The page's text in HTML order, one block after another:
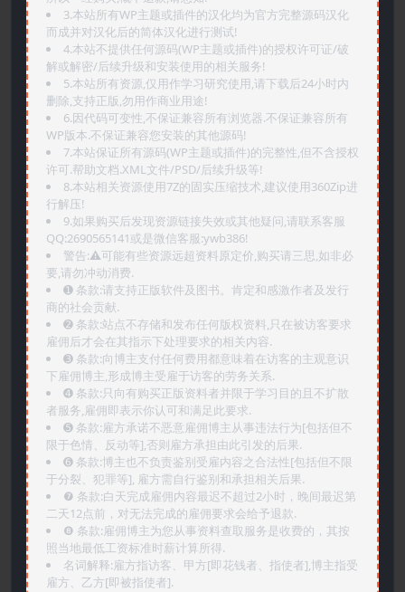
3.本站所有WP主题或插件的汉化均为官方完整源码汉化
而成并对汉化后的简体汉化进行测试!
4.本站不提供任何源码(WP主题或插件)的授权许可证/破
解或解密/后续升级和安装使用的相关服务!
5.本站所有资源,仅用作学习研究使用,请下载后24小时内
删除,支持正版,勿用作商业用途!
6.因代码可变性,不保证兼容所有浏览器.不保证兼容所有
WP版本.不保证兼容您安装的其他源码!
7.本站保证所有源码(WP主题或插件)的完整性,但不含授权
许可.帮助文档.XML文件/PSD/后续升级等!
8.本站相关资源使用7Z的固实压缩技术,建议使用360Zip进
行解压!
9.如果购买后发现资源链接失效或其他疑问,请联系客服
QQ:2690565141或是微信客服:ywb386!
警告:⚠️可能有些资源远超资料原定价,购买请三思,如非必
要,请勿冲动消费.
➊️ 条款:请支持正版软件及图书。肯定和感激作者及发行
商的社会贡献.
➋️ 条款:站点不存储和发布任何版权资料,只在被访客要求
雇佣后才会在其指示下处理要求的相关内容.
➌️ 条款:向博主支付任何费用都意味着在访客的主观意识
下雇佣博主,形成博主受雇于访客的劳务关系.
➍️ 条款:只向有购买正版资料者并限于学习目的且不扩散
者服务,雇佣即表示你认可和满足此要求.
➎ 条款:雇方承诺不恶意雇佣博主从事违法行为[包括但不
限于色情、反动等],否则雇方承担由此引发的后果.
➏️ 条款:博主也不负责鉴别受雇内容之合法性[包括但不限
于分裂、犯罪等], 雇方需自行鉴别和承担相关后果.
❼ 条款:白天完成雇佣内容最迟不超过2小时，晚间最迟第
二天12点前，对无法完成的雇佣要求会给予退款.
❽ 条款:雇佣博主为您从事资料查取服务是收费的，其按
照当地最低工资标准时薪计算所得.
名词解释:雇方指访客、甲方[即花钱者、指使者],博主指受
雇方、乙方[即被指使者].